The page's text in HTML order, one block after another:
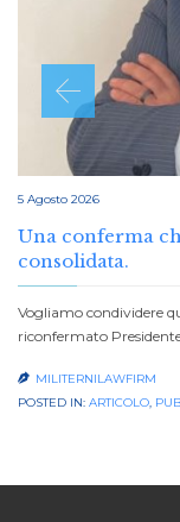
5 Agosto 2026
Una conferma
consolidata.
Vogliamo condividere
riconfermato
 MILITERNILAWFIRM
POSTED IN: ARTICOLO,